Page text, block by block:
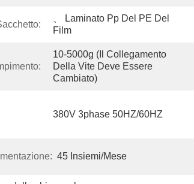
、 Laminato Pp Del PE Del
Film
10-5000g (il Collegamento
Della Vite Deve Essere
Cambiato)
380V 3phase 50HZ/60HZ
45 Insiemi/mese